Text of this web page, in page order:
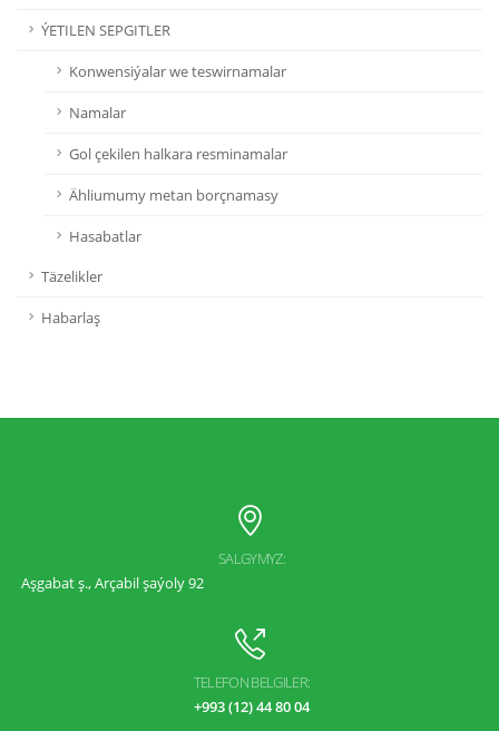
ÝETILEN SEPGITLER
Konwensiýalar we teswirnamalar
Namalar
Gol çekilen halkara resminamalar
Ähliumumy metan borçnamasy
Hasabatlar
Täzelikler
Habarlaş
SALGYMYZ:
Aşgabat ş., Arçabil şaýoly 92
TELEFON BELGILER:
+993 (12) 44 80 04